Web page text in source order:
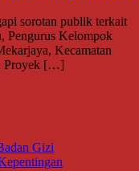
sorotan publik terkait
Pengurus Kelompok
Kecamatan
Proyek […]